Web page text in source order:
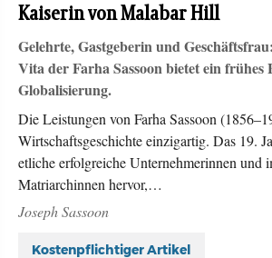
Kaiserin von Malabar Hill
Gelehrte, Gastgeberin und
Vita der Farha Sassoon bietet ein frühes
Globalisierung.
Die Leistungen von Farha Sassoon
Wirtschaftsgeschichte einzigartig. Das 19.
etliche erfolgreiche Unternehmerinnen und
Matriarchinnen hervor,…
Joseph Sassoon
Kostenpflichtiger Artikel